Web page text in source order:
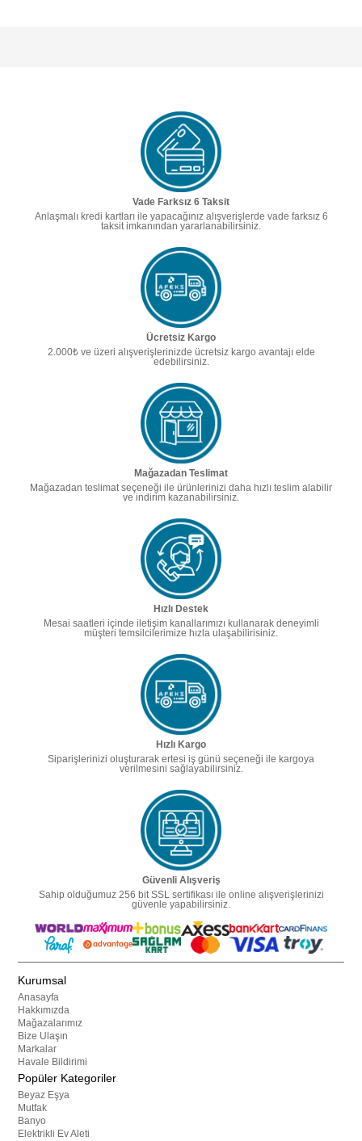
Vade Farksız 6 Taksit
Anlaşmalı kredi kartları ile yapacağınız alışverişlerde vade farksız 6
taksit imkanından yararlanabilirsiniz.
Ücretsiz Kargo
2.000₺ ve üzeri alışverişlerinizde ücretsiz kargo avantajı elde
edebilirsiniz.
Mağazadan Teslimat
Mağazadan teslimat seçeneği ile ürünlerinizi daha hızlı teslim alabilir
ve indirim kazanabilirsiniz.
Hızlı Destek
Mesai saatleri içinde iletişim kanallarımızı kullanarak deneyimli
müşteri temsilcilerimize hızla ulaşabilirisiniz.
Hızlı Kargo
Siparişlerinizi oluşturarak ertesi iş günü seçeneği ile kargoya
verilmesini sağlayabilirsiniz.
Güvenli Alışveriş
Sahip olduğumuz 256 bit SSL sertifikası ile online alışverişlerinizi
güvenle yapabilirsiniz.
Kurumsal
Anasayfa
Hakkımızda
Mağazalarımız
Bize Ulaşın
Markalar
Havale Bildirimi
Popüler Kategoriler
Beyaz Eşya
Mutfak
Banyo
Elektrikli Ev Aleti